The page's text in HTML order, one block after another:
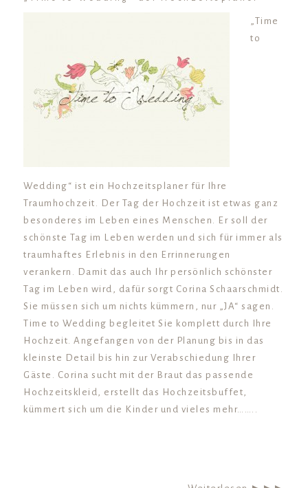
„Time
to
Wedding“ ist ein Hochzeitsplaner für Ihre
Traumhochzeit. Der Tag der Hochzeit ist etwas ganz
besonderes im Leben eines Menschen. Er soll der
schönste Tag im Leben werden und sich für immer als
traumhaftes Erlebnis in den Errinnerungen
verankern. Damit das auch Ihr persönlich schönster
Tag im Leben wird, dafür sorgt Corina Schaarschmidt.
Sie müssen sich um nichts kümmern, nur „JA“ sagen.
Time to Wedding begleitet Sie komplett durch Ihre
Hochzeit. Angefangen von der Planung bis in das
kleinste Detail bis hin zur Verabschiedung Ihrer
Gäste. Corina sucht mit der Braut das passende
Hochzeitskleid, erstellt das Hochzeitsbuffet,
kümmert sich um die Kinder und vieles mehr……..